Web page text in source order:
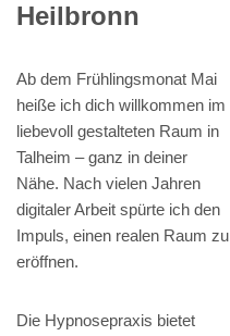
Heilbronn
Ab dem Frühlingsmonat Mai
heiße ich dich willkommen im
liebevoll gestalteten Raum in
Talheim – ganz in deiner
Nähe. Nach vielen Jahren
digitaler Arbeit spürte ich den
Impuls, einen realen Raum zu
eröffnen.
Die Hypnosepraxis bietet